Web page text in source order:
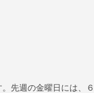
先週の金曜日には、